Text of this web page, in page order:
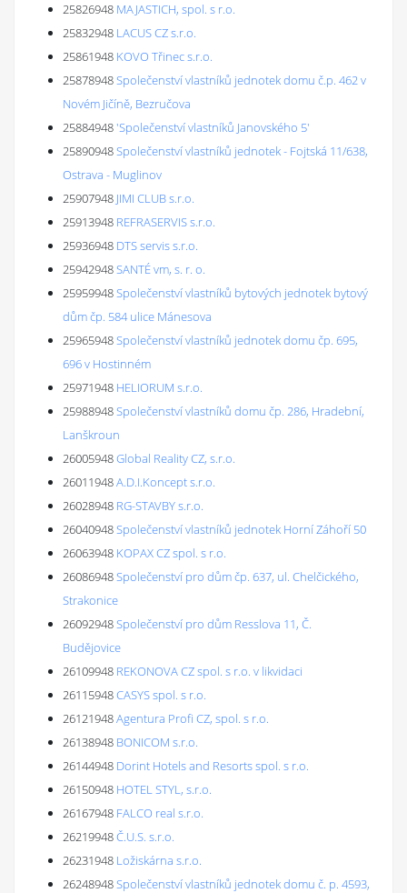
25826948 MAJASTICH, spol. s r.o.
25832948 LACUS CZ s.r.o.
25861948 KOVO Třinec s.r.o.
25878948Společenství vlastníků jednotek domu č.p. 462 v
Novém Jičíně, Bezručova
25884948'Společenství vlastníků Janovského 5'
25890948Společenství vlastníků jednotek - Fojtská 11/638,
Ostrava - Muglinov
25907948 JIMI CLUB s.r.o.
25913948 REFRASERVIS s.r.o.
25936948 DTS servis s.r.o.
25942948SANTÉ vm, s. r. o.
25959948Společenství vlastníků bytových jednotek bytový
dům čp. 584 ulice Mánesova
25965948Společenství vlastníků jednotek domu čp. 695,
696 v Hostinném
25971948 HELIORUM s.r.o.
25988948Společenství vlastníků domu čp. 286, Hradební,
Lanškroun
26005948Global Reality CZ, s.r.o.
26011948A.D.I.Koncept s.r.o.
26028948 RG-STAVBY s.r.o.
26040948Společenství vlastníků jednotek Horní Záhoří 50
26063948 KOPAX CZ spol. s r.o.
26086948Společenství pro dům čp. 637, ul. Chelčického,
Strakonice
26092948Společenství pro dům Resslova 11, Č.
Budějovice
26109948 REKONOVA CZ spol. s r.o. v likvidaci
26115948CASYS spol. s r.o.
26121948Agentura Profi CZ, spol. s r.o.
26138948 BONICOM s.r.o.
26144948 Dorint Hotels and Resorts spol. s r.o.
26150948 HOTEL STYL, s.r.o.
26167948 FALCO real s.r.o.
26219948Č.U.S. s.r.o.
26231948 Ložiskárna s.r.o.
26248948Společenství vlastníků jednotek domu č. p. 4593,